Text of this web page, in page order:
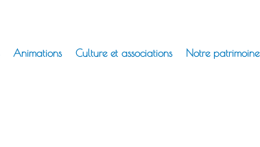
Animations Culture et associations Notre patrimoine